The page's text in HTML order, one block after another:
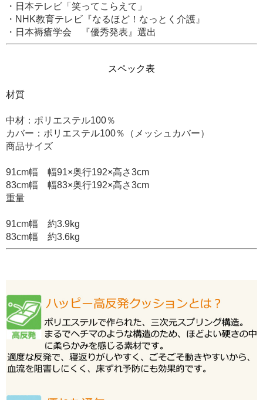
・日本テレビ「笑ってこらえて」
・NHK教育テレビ『なるほど！なっとく介護』
・日本褥瘡学会 『優秀発表』選出
スペック表
材質
中材：ポリエステル100％
カバー：ポリエステル100％（メッシュカバー）
商品サイズ
91cm幅 幅91×奥行192×高さ3cm
83cm幅 幅83×奥行192×高さ3cm
重量
91cm幅 約3.9kg
83cm幅 約3.6kg